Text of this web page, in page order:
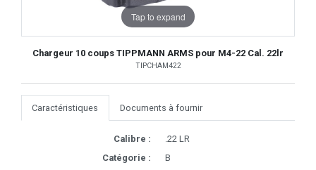
Tap to expand
Chargeur 10 coups TIPPMANN ARMS pour M4-22 Cal. 22lr
TIPCHAM422
Caractéristiques Documents à fournir
Calibre :
.22 LR
Catégorie :
B